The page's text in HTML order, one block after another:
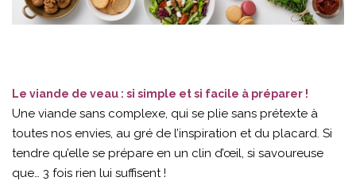
Le viande de veau : si simple et si facile à préparer !
Une viande sans complexe, qui se plie sans prétexte à
toutes nos envies, au gré de l’inspiration et du placard. Si
tendre qu’elle se prépare en un clin d’œil, si savoureuse
que… 3 fois rien lui suffisent !